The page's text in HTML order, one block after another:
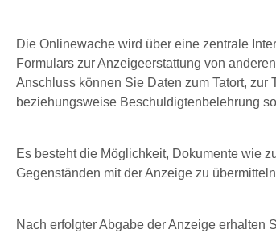
Die Onlinewache wird über eine zentrale
Formulars zur Anzeigeerstattung von
Anschluss können Sie Daten zum Tatort,
beziehungsweise Beschuldigtenbelehrung
Es besteht die Möglichkeit, Dokumente wie
Gegenständen mit der Anzeige zu
Nach erfolgter Abgabe der Anzeige erhalten